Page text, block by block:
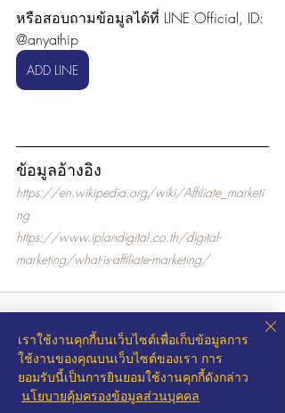
หรือสอบถามข้อมูลได้ที่ LINE Official, ID:
@anyathip
ADD LINE
ข้อมูลอ้างอิง
https://en.wikipedia.org/wiki/Affiliate_marketi
ng
https://www.iplandigital.co.th/digital-
marketing/what-is-affiliate-marketing/
เราใช้งานคุกกี้บนเว็บไซต์เพื่อเก็บข้อมูลการ
ใช้งานของคุณบนเว็บไซต์ของเรา การ
ยอมรับนี้เป็นการยินยอมใช้งานคุกกี้ดังกล่าว
นโยบายคุ้มครองข้อมูลส่วนบุคคล